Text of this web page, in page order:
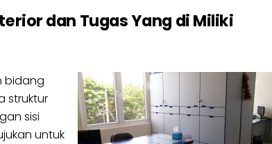
dan Tugas Yang di Miliki
bidang
struktur
sisi
untuk